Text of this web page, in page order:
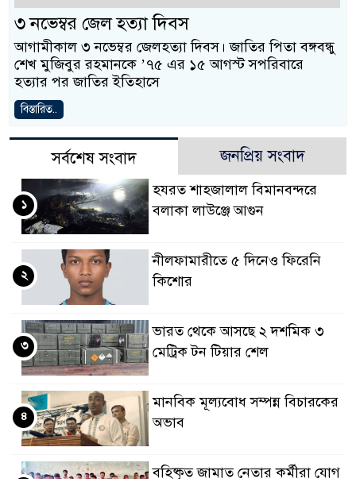
৩ নভেম্বর জেল হত্যা দিবস
আগামীকাল ৩ নভেম্বর জেলহত্যা দিবস। জাতির পিতা বঙ্গবন্ধু
শেখ মুজিবুর রহমানকে ’৭৫ এর ১৫ আগস্ট সপরিবারে
হত্যার পর জাতির ইতিহাসে
বিস্তারিত..
সর্বশেষ সংবাদ জনপ্রিয় সংবাদ
হযরত শাহজালাল বিমানবন্দরে
বলাকা লাউঞ্জে আগুন
১
নীলফামারীতে ৫ দিনেও ফিরেনি
কিশোর
২
ভারত থেকে আসছে ২ দশমিক ৩
মেট্রিক টন টিয়ার শেল
৩
মানবিক মূল্যবোধ সম্পন্ন বিচারকের
অভাব
৪
বহিষ্কৃত জামাত নেতার কর্মীরা যোগ